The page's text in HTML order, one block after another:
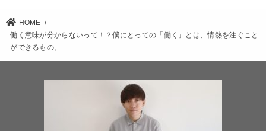
HOME
働く意味が分からないって！？僕にとっての「働く」とは、情熱を注ぐこと
ができるもの。